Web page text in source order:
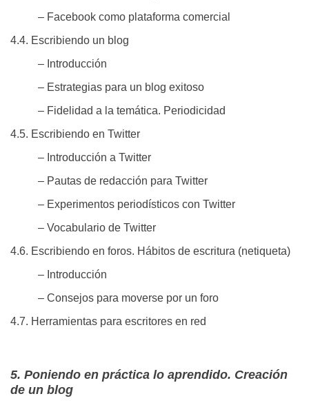
– Facebook como plataforma comercial
4.4. Escribiendo un blog
– Introducción
– Estrategias para un blog exitoso
– Fidelidad a la temática. Periodicidad
4.5. Escribiendo en Twitter
– Introducción a Twitter
– Pautas de redacción para Twitter
– Experimentos periodísticos con Twitter
– Vocabulario de Twitter
4.6. Escribiendo en foros. Hábitos de escritura (netiqueta)
– Introducción
– Consejos para moverse por un foro
4.7. Herramientas para escritores en red
5. Poniendo en práctica lo aprendido. Creación
de un blog